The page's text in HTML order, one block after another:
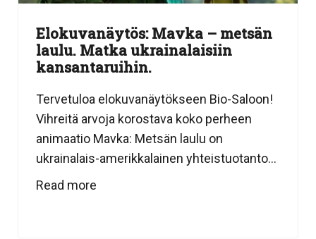
Elokuvanäytös: Mavka – metsän
laulu. Matka ukrainalaisiin
kansantaruihin.
Tervetuloa elokuvanäytökseen Bio-Saloon!
Vihreitä arvoja korostava koko perheen
animaatio Mavka: Metsän laulu on
ukrainalais-amerikkalainen yhteistuotanto...
Read more